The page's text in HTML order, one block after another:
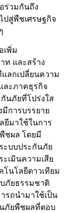
ร่วมกันถึง
ปสู่พืชเศรษฐกิจ
เพิ่ม
ท และสร้าง
ลกเปลี่ยนความ
ละภาคธุรกิจ
นภัยที่โปร่งใส
การบรรยาย
ยีมาใช้ในการ
ชผล โดยมี
ะบบประกันภัย
เมินความเสีย
นโลยีดาวเทียม
ภัยธรรมชาติ
รถนำมาใช้เป็น
ภัยพืชผลที่ตอบ